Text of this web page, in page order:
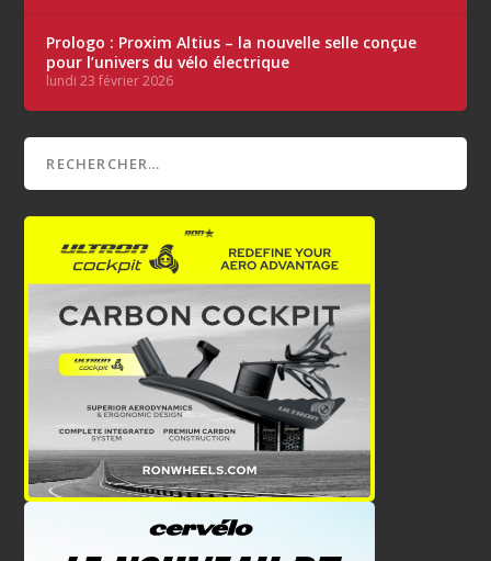
Prologo : Proxim Altius – la nouvelle selle conçue
pour l’univers du vélo électrique
lundi 23 février 2026